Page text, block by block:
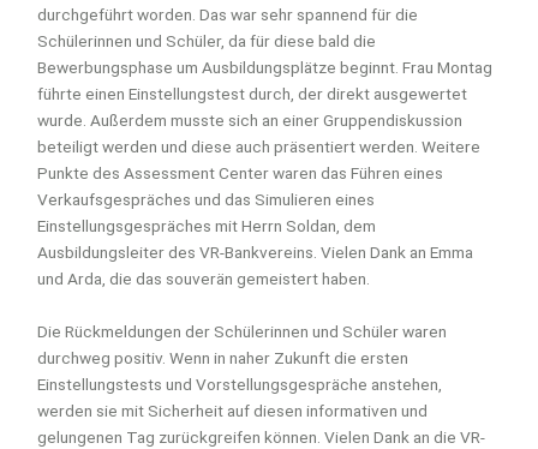
durchgeführt worden. Das war sehr spannend für die
Schülerinnen und Schüler, da für diese bald die
Bewerbungsphase um Ausbildungsplätze beginnt. Frau Montag
führte einen Einstellungstest durch, der direkt ausgewertet
wurde. Außerdem musste sich an einer Gruppendiskussion
beteiligt werden und diese auch präsentiert werden. Weitere
Punkte des Assessment Center waren das Führen eines
Verkaufsgespräches und das Simulieren eines
Einstellungsgespräches mit Herrn Soldan, dem
Ausbildungsleiter des VR-Bankvereins. Vielen Dank an Emma
und Arda, die das souverän gemeistert haben.
Die Rückmeldungen der Schülerinnen und Schüler waren
durchweg positiv. Wenn in naher Zukunft die ersten
Einstellungstests und Vorstellungsgespräche anstehen,
werden sie mit Sicherheit auf diesen informativen und
gelungenen Tag zurückgreifen können. Vielen Dank an die VR-